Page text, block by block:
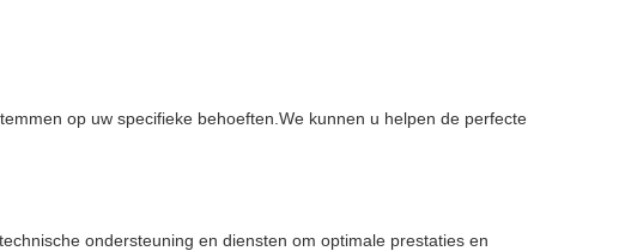
op uw specifieke behoeften.We kunnen u helpen de perfecte
ondersteuning en diensten om optimale prestaties en